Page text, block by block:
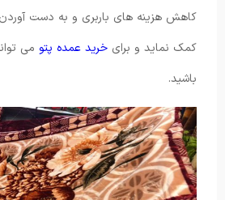
کاهش هزینه های باربری و به دست
کمک نماید و برای خرید عمده پتو می
باشید.